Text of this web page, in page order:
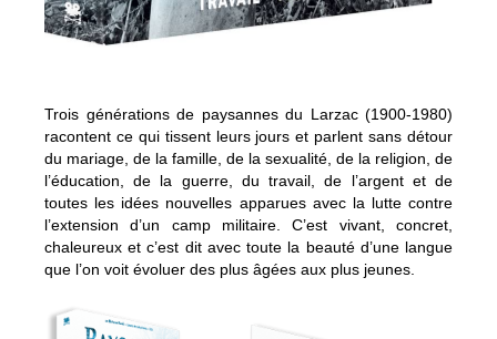
Trois générations de paysannes du Larzac (1900-1980)
racontent ce qui tissent leurs jours et parlent sans détour
du mariage, de la famille, de la sexualité, de la religion, de
l’éducation, de la guerre, du travail, de l’argent et de
toutes les idées nouvelles apparues avec la lutte contre
l’extension d’un camp militaire. C’est vivant, concret,
chaleureux et c’est dit avec toute la beauté d’une langue
que l’on voit évoluer des plus âgées aux plus jeunes.